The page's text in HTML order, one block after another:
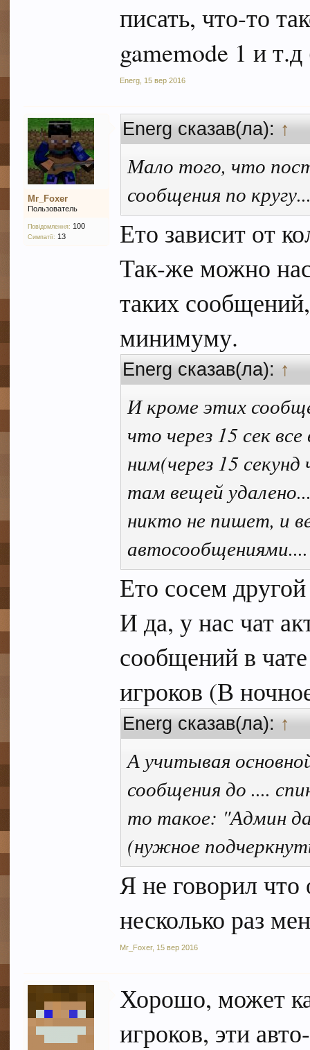
писать, что-то
gamemode 1 и
Energ 15 вер 2016
Mr_Foxer
Пользователь
Повідомлення: 100
Симпатії: 13
Energ сказав(ла):↑
Мало того, что
сообщения по
Ето зависит от
Так-же можно
таких
минимуму.
Energ сказав(ла):↑
И кроме этих
что через 15 сек
ним(через 15
там вещей
никто не пишет, и
автосообщениями....
Ето сосем
И да, у нас чат
сообщений в
игроков (В
Energ сказав(ла):↑
А учитывая
сообщения до ....
то такое: "Админ
(нужное
Я не говорил
несколько раз
Mr_Foxer, 15 вер 2016
Хорошо, может
игроков, эти